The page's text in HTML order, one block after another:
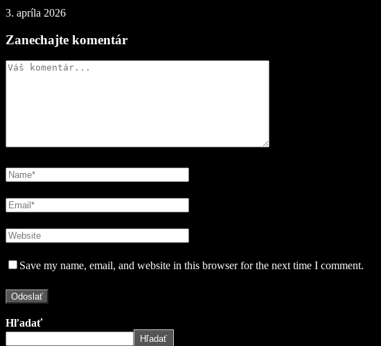
3. apríla 2026
Zanechajte komentár
Save my name, email, and website in this browser for the next time I comment.
Hľadať
Hľadať